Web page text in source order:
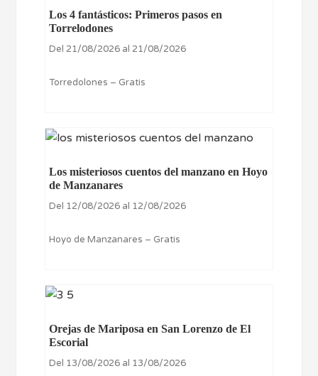
Los 4 fantásticos: Primeros pasos en
Torrelodones
Del 21/08/2026 al 21/08/2026
Torredolones – Gratis
Los misteriosos cuentos del manzano en Hoyo
de Manzanares
Del 12/08/2026 al 12/08/2026
Hoyo de Manzanares – Gratis
Orejas de Mariposa en San Lorenzo de El
Escorial
Del 13/08/2026 al 13/08/2026